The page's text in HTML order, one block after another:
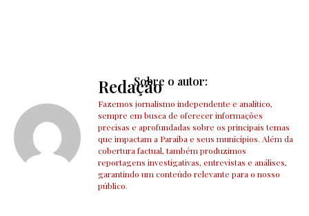
Sobre o autor:
Redação
Fazemos jornalismo independente e analítico,
sempre em busca de oferecer informações
precisas e aprofundadas sobre os principais temas
que impactam a Paraíba e seus municípios. Além da
cobertura factual, também produzimos
reportagens investigativas, entrevistas e análises,
garantindo um conteúdo relevante para o nosso
público.